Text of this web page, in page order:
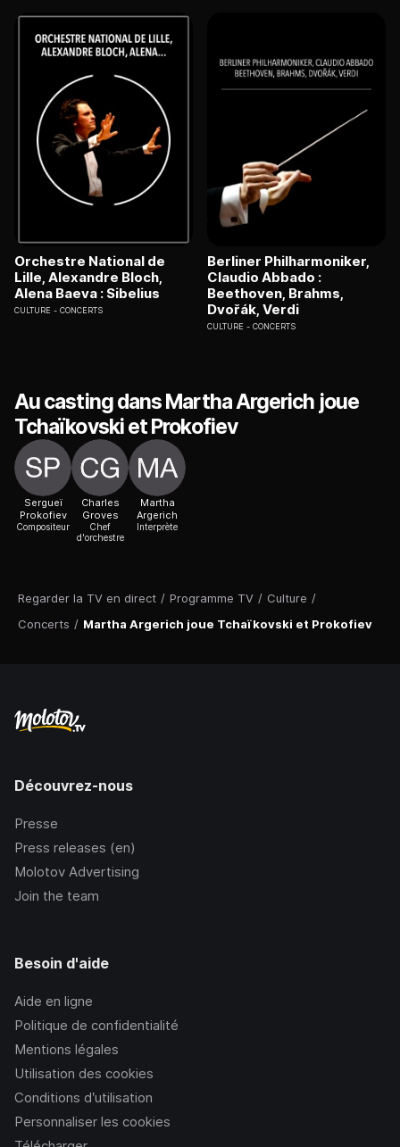
Regarder la TV en direct / Programme TV / Culture /
Concerts / Martha Argerich joue Tchaïkovski et Prokofiev
Orchestre National de
Lille, Alexandre Bloch,
Alena Baeva : Sibelius
CULTURE CONCERTS
Berliner Philharmoniker,
Claudio Abbado :
Beethoven, Brahms,
Dvořák, Verdi
CULTURE CONCERTS
Au casting dans Martha Argerich joue
Tchaïkovski et Prokofiev
Sergueï
Prokofiev
Compositeur
Charles
Groves
Chef
d'orchestre
Martha
Argerich
Interprète
Découvrez-nous
Presse
Press releases (en)
Molotov Advertising
Join the team
Besoin d'aide
Aide en ligne
Politique de confidentialité
Mentions légales
Utilisation des cookies
Conditions d’utilisation
Personnaliser les cookies